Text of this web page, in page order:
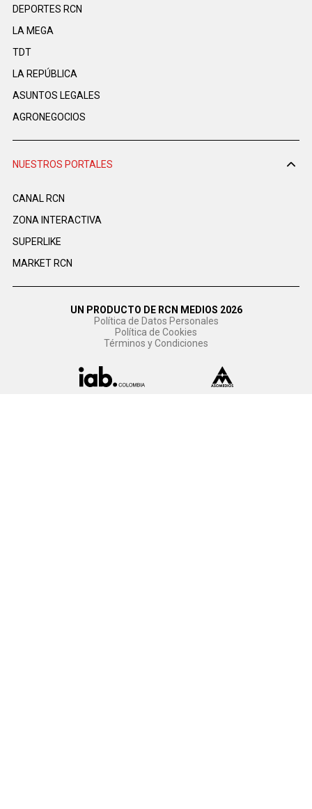
DEPORTES RCN
LA MEGA
TDT
LA REPÚBLICA
ASUNTOS LEGALES
AGRONEGOCIOS
NUESTROS PORTALES
CANAL RCN
ZONA INTERACTIVA
SUPERLIKE
MARKET RCN
UN PRODUCTO DE RCN MEDIOS 2026
Política de Datos Personales
Política de Cookies
Términos y Condiciones